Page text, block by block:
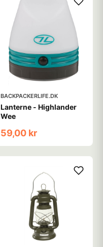
BACKPACKERLIFE.DK
Lanterne - Highlander
Wee
59,00 kr